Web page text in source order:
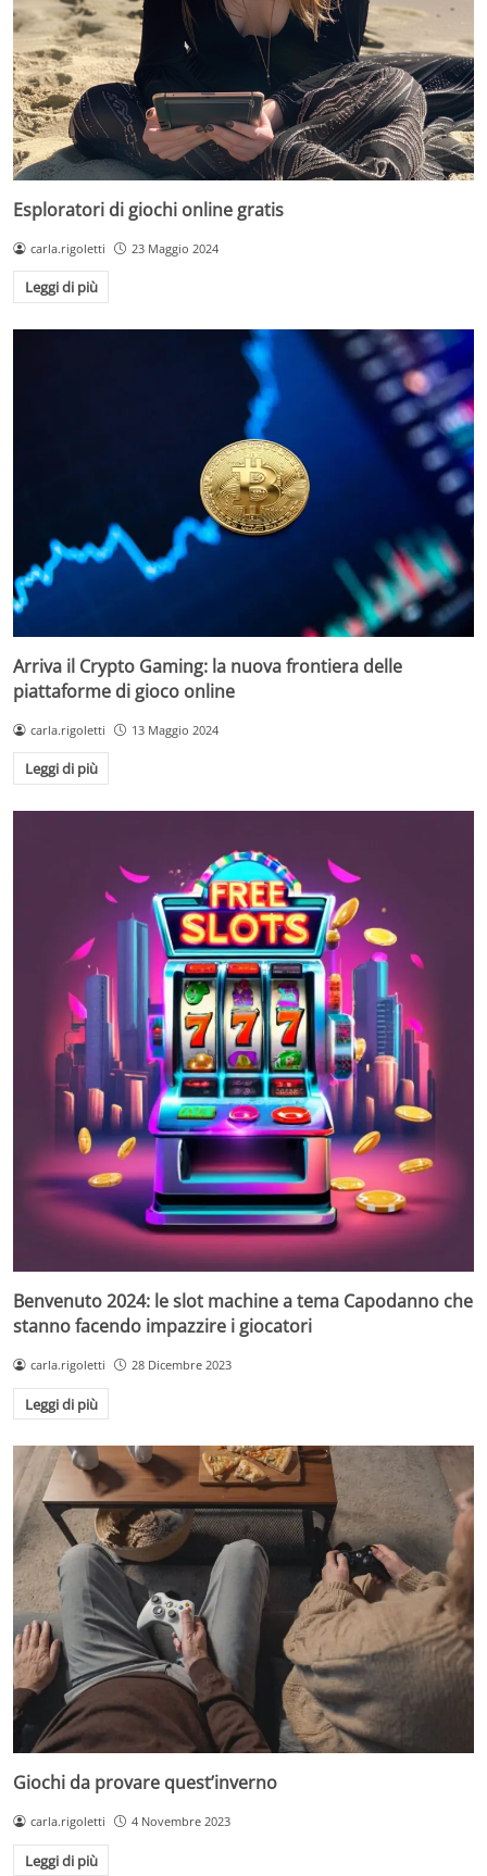
Esploratori di giochi online gratis
carla.rigoletti 23 Maggio 2024
Leggi di più
Arriva il Crypto Gaming: la nuova frontiera delle
piattaforme di gioco online
carla.rigoletti 13 Maggio 2024
Leggi di più
Benvenuto 2024: le slot machine a tema Capodanno che
stanno facendo impazzire i giocatori
carla.rigoletti 28 Dicembre 2023
Leggi di più
Giochi da provare quest’inverno
carla.rigoletti 4 Novembre 2023
Leggi di più